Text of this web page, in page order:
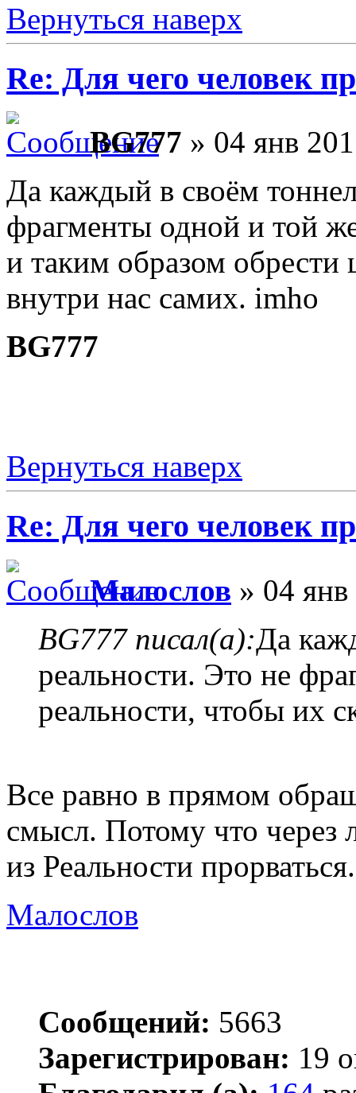
Вернуться наверх
Re: Для чего человек
BG777 » 04 янв
Да каждый в своём
фрагменты одной и той
и таким образом обрести
внутри нас самих. imho
BG777
Вернуться наверх
Re: Для чего человек
Малослов » 04
BG777 писал(а):Да
реальности. Это не
реальности, чтобы их
Все равно в прямом
смысл. Потому что через
из Реальности
Малослов
Сообщений: 5663
Зарегистрирован: 19